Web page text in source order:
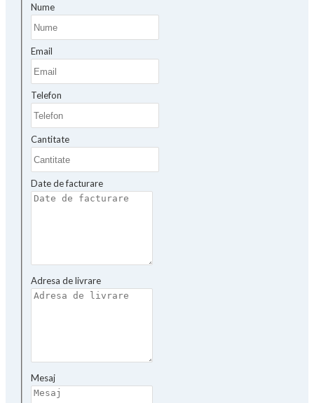
Nume
Email
Telefon
Cantitate
Date de facturare
Adresa de livrare
Mesaj